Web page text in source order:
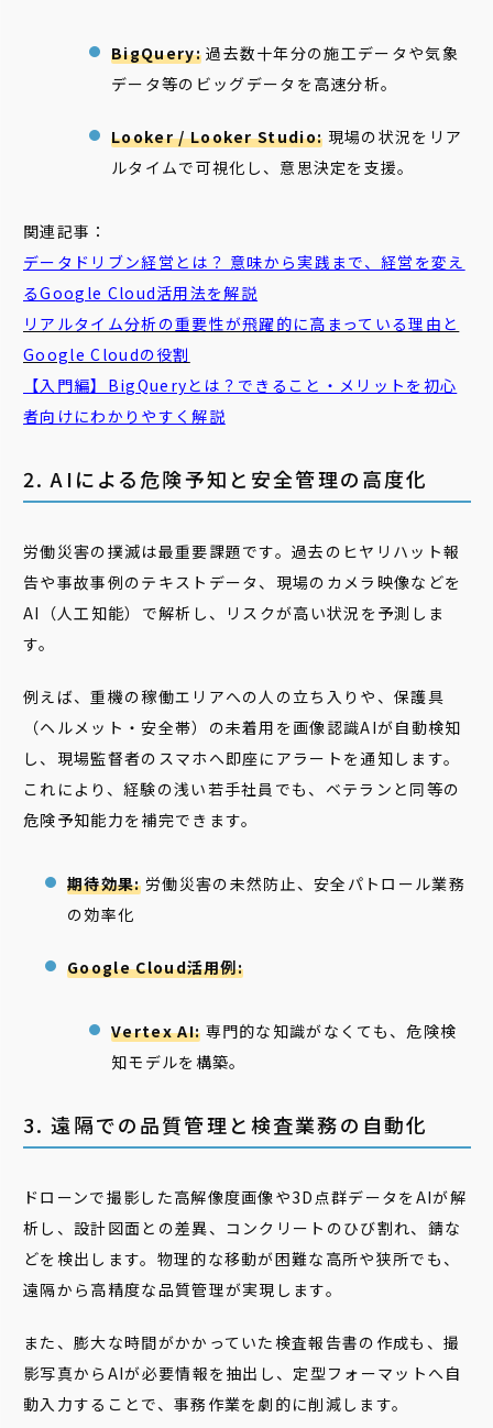
BigQuery:過去数十年分の施工データや気象
データ等のビッグデータを高速分析。
Looker / Looker Studio: 現場の状況をリア
ルタイムで可視化し、意思決定を支援。
関連記事：
データドリブン経営とは？ 意味から実践まで、経営を変え
るGoogle Cloud活用法を解説
リアルタイム分析の重要性が飛躍的に高まっている理由と
Google Cloudの役割
【入門編】BigQueryとは？できること・メリットを初心
者向けにわかりやすく解説
2. AIによる危険予知と安全管理の高度化
労働災害の撲滅は最重要課題です。過去のヒヤリハット報
告や事故事例のテキストデータ、現場のカメラ映像などを
AI（人工知能）で解析し、リスクが高い状況を予測しま
す。
例えば、重機の稼働エリアへの人の立ち入りや、保護具
（ヘルメット・安全帯）の未着用を画像認識AIが自動検知
し、現場監督者のスマホへ即座にアラートを通知します。
これにより、経験の浅い若手社員でも、ベテランと同等の
危険予知能力を補完できます。
期待効果:労働災害の未然防止、安全パトロール業務
の効率化
Google Cloud活用例:
Vertex AI: 専門的な知識がなくても、危険検
知モデルを構築。
3. 遠隔での品質管理と検査業務の自動化
ドローンで撮影した高解像度画像や3D点群データをAIが解
析し、設計図面との差異、コンクリートのひび割れ、錆な
どを検出します。物理的な移動が困難な高所や狭所でも、
遠隔から高精度な品質管理が実現します。
また、膨大な時間がかかっていた検査報告書の作成も、撮
影写真からAIが必要情報を抽出し、定型フォーマットへ自
動入力することで、事務作業を劇的に削減します。